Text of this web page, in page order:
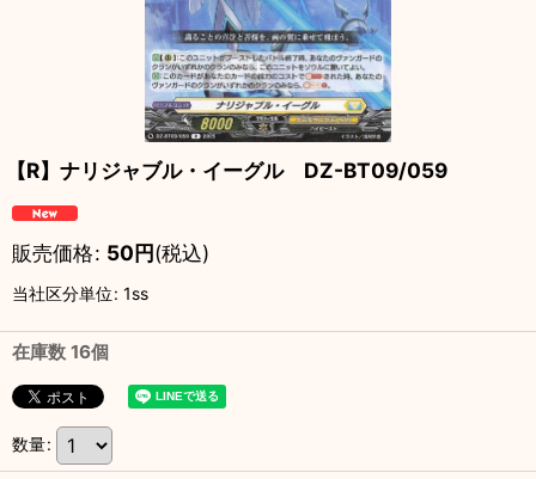
【R】ナリジャブル・イーグル DZ-BT09/059
販売価格: 50円(税込)
当社区分単位: 1ss
在庫数 16個
数量: